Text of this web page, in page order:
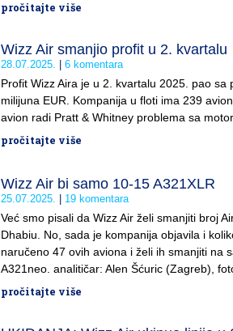
pročitajte više
Wizz Air smanjio profit u 2. kvartalu
28.07.2025. 6 komentara
Profit Wizz Aira je u 2. kvartalu 2025. pao
milijuna EUR. Kompanija u floti ima 239
avion radi Pratt & Whitney problema sa
pročitajte više
Wizz Air bi samo 10-15 A321XLR
25.07.2025. 19 komentara
Već smo pisali da Wizz Air želi smanjiti broj
Dhabiu. No, sada je kompanija objavila i
naručeno 47 ovih aviona i želi ih smanjiti na
A321neo. analitičar: Alen Šćuric (Zagreb),
pročitajte više